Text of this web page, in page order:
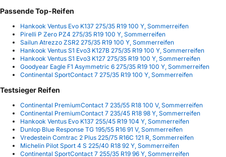
Passende Top-Reifen
Hankook Ventus Evo K137 275/35 R19 100 Y, Sommerreifen
Pirelli P Zero PZ4 275/35 R19 100 Y, Sommerreifen
Sailun Atrezzo ZSR2 275/35 R19 100 Y, Sommerreifen
Hankook Ventus S1 Evo3 K127B 275/35 R19 100 Y, Sommerreifen
Hankook Ventus S1 Evo3 K127 275/35 R19 100 Y, Sommerreifen
Goodyear Eagle F1 Asymmetric 6 275/35 R19 100 Y, Sommerreifen
Continental SportContact 7 275/35 R19 100 Y, Sommerreifen
Testsieger Reifen
Continental PremiumContact 7 235/55 R18 100 V, Sommerreifen
Continental PremiumContact 7 235/45 R18 98 Y, Sommerreifen
Hankook Ventus Evo K137 255/45 R19 104 Y, Sommerreifen
Dunlop Blue Response TG 195/55 R16 91 V, Sommerreifen
Vredestein Comtrac 2 Plus 225/75 R16C 121 R, Sommerreifen
Michelin Pilot Sport 4 S 225/40 R18 92 Y, Sommerreifen
Continental SportContact 7 255/35 R19 96 Y, Sommerreifen